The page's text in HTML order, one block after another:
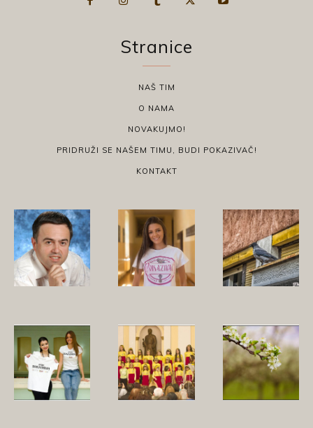
Stranice
NAŠ TIM
O NAMA
NOVAKUJMO!
PRIDRUŽI SE NAŠEM TIMU, BUDI POKAZIVAČ!
KONTAKT